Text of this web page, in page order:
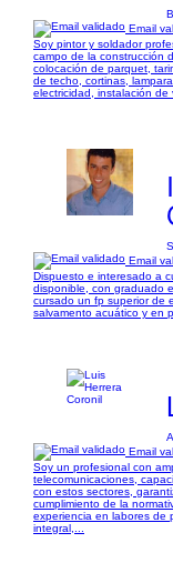
Email
Soy pintor y soldador
campo de la construcción
colocación de parquet,
de techo, cortinas,
electricidad, instalación de
Email
Dispuesto e interesado a
disponible, con graduado
cursado un fp superior de
salvamento acuático y en
Email
Soy un profesional con
telecomunicaciones,
con estos sectores,
cumplimiento de la
experiencia en labores de
integral,...